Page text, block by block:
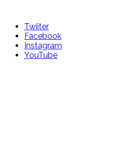
contentTwiiter
Facebook
Instagram
YouTube